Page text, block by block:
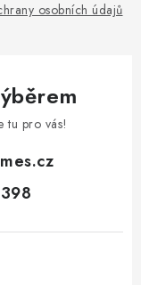
osobních údajů
tu pro vás!